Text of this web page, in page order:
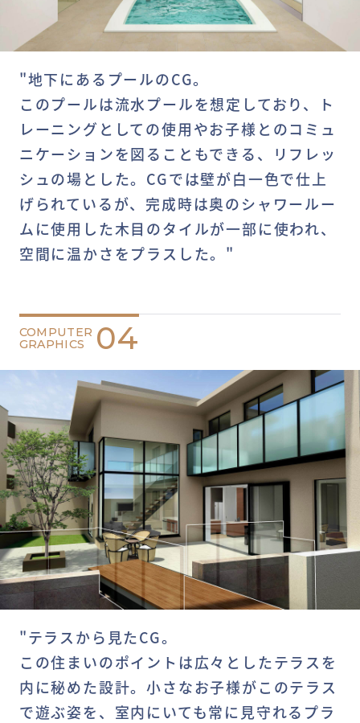
"地下にあるプールのCG。
このプールは流水プールを想定しており、ト
レーニングとしての使用やお子様とのコミュ
ニケーションを図ることもできる、リフレッ
シュの場とした。CGでは壁が白一色で仕上
げられているが、完成時は奥のシャワールー
ムに使用した木目のタイルが一部に使われ、
空間に温かさをプラスした。"
COMPUTER
GRAPHICS
04
"テラスから見たCG。
この住まいのポイントは広々としたテラスを
内に秘めた設計。小さなお子様がこのテラス
で遊ぶ姿を、室内にいても常に見守れるプラ